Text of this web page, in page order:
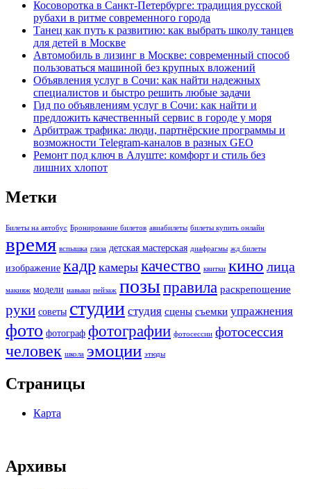
Косоворотка в Санкт-Петербурге: традиция русской
рубахи в ритме современного города
Танец как путь к развитию: как выбрать школу танцев
для детей в Москве
Автомобиль в лизинг в Москве: современный способ
пользоваться машиной без крупных вложений
Объявления услуг в Сочи: как найти надежных
специалистов и быстро решить любые задачи
Гид по объявлениям услуг в Сочи: как найти и
предложить качественный сервис в городе у моря
Арбитраж трафика: люди, партнёрские программы и
возможности Telegram-каналов в разных GEO
Ремонт под ключ в Алуште: комфорт и стиль без
лишних хлопот
Метки
Билеты на автобус Бронирование билетов авиабилеты билеты купить онлайн
время вспышка глаза детская мастерская диафрагмы жд билеты
изображение кадр камеры качество квитки кино лица
макияж модели навыки пейзаж позыправила раскрепощение
руки советы студии студия сцены съемки упражнения
фото фотограф фотографии фотосессии фотосессия
человек школа эмоции этюды
Страницы
Карта
Архивы